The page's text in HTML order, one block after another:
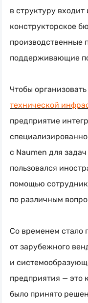
в структуру
конструкторское
производственные
поддерживающие
Чтобы организовать
технической
предприятие
с Naumen для задач
пользовался
помощью
по различным
Со временем стало
от зарубежного
и
предприятия — это
было принято